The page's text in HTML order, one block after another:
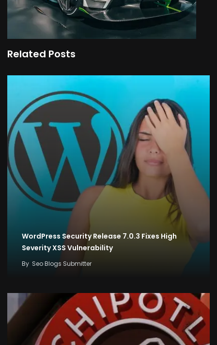
Related Posts
WordPress Security Release 7.0.3 Fixes High
Severity XSS Vulnerability
By Seo Blogs Submitter